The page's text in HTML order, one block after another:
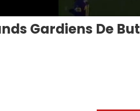
Gardiens De But